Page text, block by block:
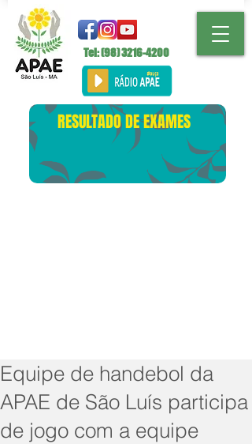
Tel: (98)3216-4200
RESULTADO DE EXAMES
Equipe de handebol da
APAE de São Luís participa
de jogo com a equipe